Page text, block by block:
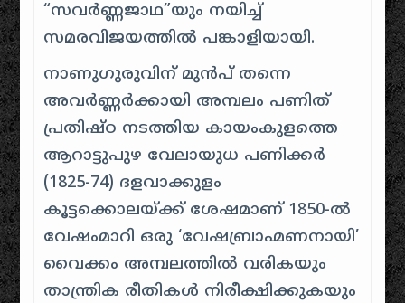
“സവർണ്ണജാഥ”യും നയിച്ച്
സമരവിജയത്തിൽ പങ്കാളിയായി.
നാണുഗുരുവിന് മുൻപ് തന്നെ
അവർണ്ണർക്കായി അമ്പലം പണിത്
പ്രതിഷ്ഠ നടത്തിയ കായംകുളത്തെ
ആറാട്ടുപുഴ വേലായുധ പണിക്കർ
(1825-74) ദളവാക്കുളം
കൂട്ടക്കൊലയ്ക്ക് ശേഷമാണ് 1850-ൽ
വേഷംമാറി ഒരു ‘വേഷബ്രാഹ്മണനായി’
വൈക്കം അമ്പലത്തിൽ വരികയും
താന്ത്രിക രീതികൾ നിരീക്ഷിക്കുകയും